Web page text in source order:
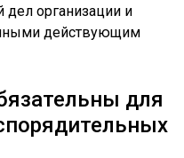
дел организации и
действующим
для